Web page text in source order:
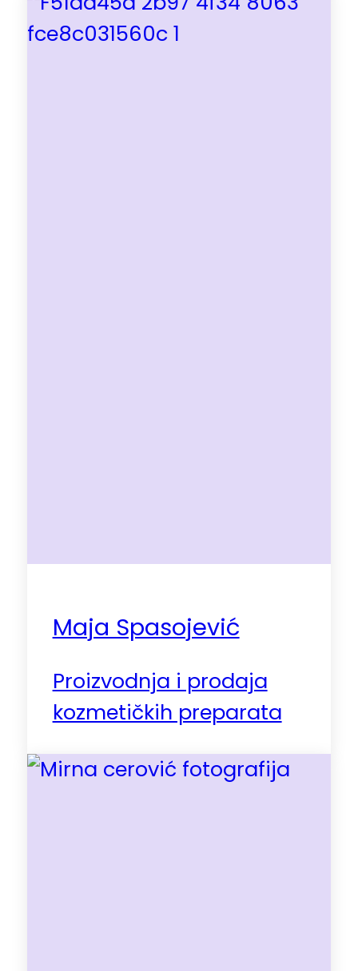
Maja Spasojević
Proizvodnja i prodaja
kozmetičkih preparata